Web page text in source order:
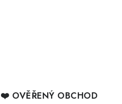
❤️ OVĚŘENÝ OBCHOD